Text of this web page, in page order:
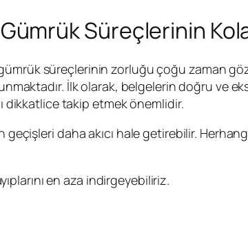
Süreçlerinin
süreçlerinin zorluğu çoğu zaman
İlk olarak, belgelerin doğru ve
dikkatlice takip etmek önemlidir.
daha akıcı hale getirebilir.
en aza indirgeyebiliriz.